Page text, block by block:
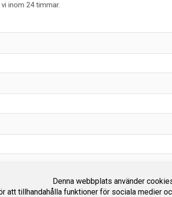
inom 24 timmar.
Denna webbplats använder
att tillhandahålla funktioner för sociala medier